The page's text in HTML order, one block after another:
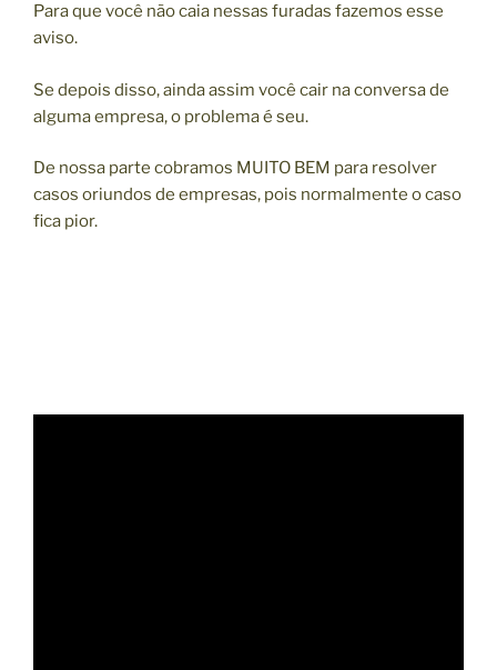
Para que você não caia nessas furadas fazemos esse
aviso.
Se depois disso, ainda assim você cair na conversa de
alguma empresa, o problema é seu.
De nossa parte cobramos MUITO BEM para resolver
casos oriundos de empresas, pois normalmente o caso
fica pior.